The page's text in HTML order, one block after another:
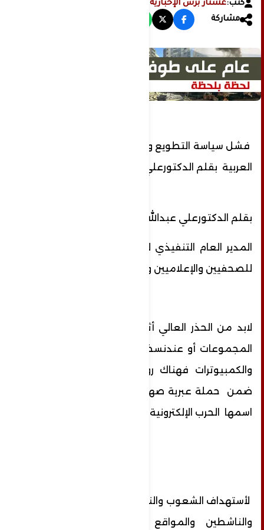
كتب:عشتار برس الإخبارية
مشاركة
فشل سياسة التطويع والهيمنة على المنطقة
العربية بقلم الدكتورعلي عبدالله الدومري
بقلم الدكتورعلي عبدالله الدومري
المدير العام التنفيذي لمؤسسة الإتحاد العربي
للصحفيين والإعلاميين والمثقفين العرب
لابد من الحذر العالي أثنا استخدام الروابط في
المجموعات أو عندنسخها على أجهزة الهواتف
والكمبيوترات فهناك روابط مفيرسة تستخدم
ضمن حملة عبرية صهيونية امريكية إعلامية
اسمها الحرب الإلكترونية الموجهة
لأستهداف الشعوب والنخب الإعلامية والثقافية
والناشطين والمواقع الموثرة على الكيان